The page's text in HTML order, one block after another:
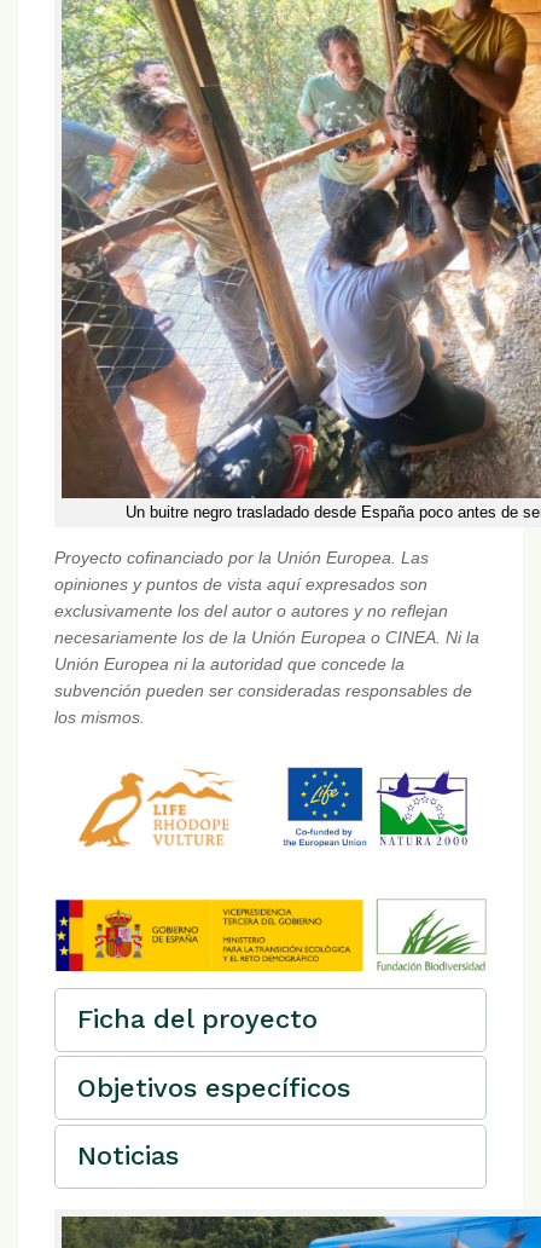
Un buitre negro trasladado desde España poco antes de
Proyecto cofinanciado por la Unión Europea. Las
opiniones y puntos de vista aquí expresados son
exclusivamente los del autor o autores y no reflejan
necesariamente los de la Unión Europea o CINEA. Ni la
Unión Europea ni la autoridad que concede la
subvención pueden ser consideradas responsables de
los mismos.
Ficha del proyecto
Objetivos específicos
Noticias